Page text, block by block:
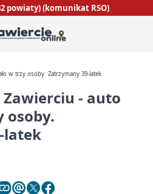
powiaty) (komunikat RSO)
w trzy osoby. Zatrzymany 39-latek
- auto
osoby.
latek